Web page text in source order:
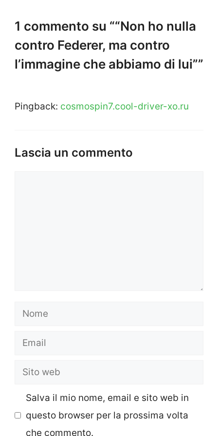
1 commento su ““Non ho nulla
contro Federer, ma contro
l’immagine che abbiamo di lui””
Pingback: cosmospin7.cool-driver-xo.ru
Lascia un commento
Nome
Email
Sito
Salva il mio nome, email e sito web in
questo browser per la prossima volta
che commento.